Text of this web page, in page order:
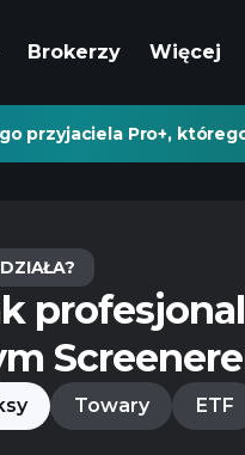
Brokerzy Więcej
przyjaciela Pro+,
Towary ETF